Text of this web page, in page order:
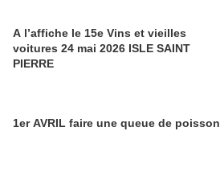
A l’affiche le 15e Vins et vieilles
voitures 24 mai 2026 ISLE SAINT
PIERRE
1er AVRIL faire une queue de poisson